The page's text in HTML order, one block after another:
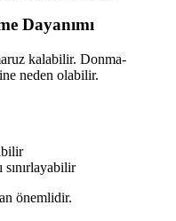
Dayanımı
kalabilir. Donma-
neden olabilir.
sınırlayabilir
önemlidir.